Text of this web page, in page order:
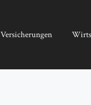
Versicherungen